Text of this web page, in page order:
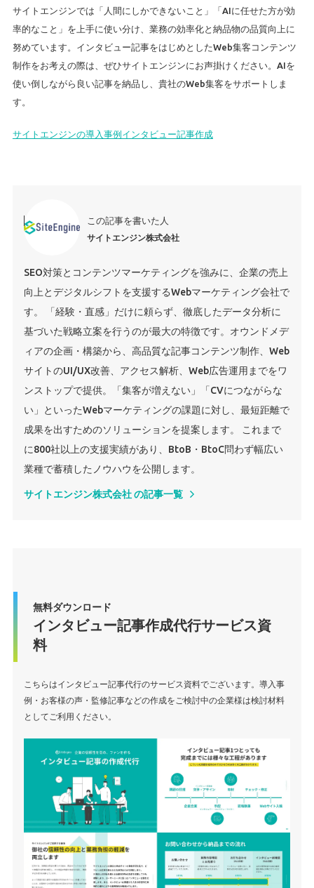
サイトエンジンでは「人間にしかできないこと」「AIに任せた方が効
率的なこと」を上手に使い分け、業務の効率化と納品物の品質向上に
努めています。インタビュー記事をはじめとしたWeb集客コンテンツ
制作をお考えの際は、ぜひサイトエンジンにお声掛けください。AIを
使い倒しながら良い記事を納品し、貴社のWeb集客をサポートしま
す。
サイトエンジンの導入事例インタビュー記事作成
この記事を書いた人
サイトエンジン株式会社
SEO対策とコンテンツマーケティングを強みに、企業の売上
向上とデジタルシフトを支援するWebマーケティング会社で
す。 「経験・直感」だけに頼らず、徹底したデータ分析に
基づいた戦略立案を行うのが最大の特徴です。オウンドメデ
ィアの企画・構築から、高品質な記事コンテンツ制作、Web
サイトのUI/UX改善、アクセス解析、Web広告運用までをワ
ンストップで提供。「集客が増えない」「CVにつながらな
い」といったWebマーケティングの課題に対し、最短距離で
成果を出すためのソリューションを提案します。 これまで
に800社以上の支援実績があり、BtoB・BtoC問わず幅広い
業種で蓄積したノウハウを公開します。
サイトエンジン株式会社 の記事一覧
無料ダウンロード
インタビュー記事作成代行サービス資
料
こちらはインタビュー記事代行のサービス資料でございます。導入事
例・お客様の声・監修記事などの作成をご検討中の企業様は検討材料
としてご利用ください。